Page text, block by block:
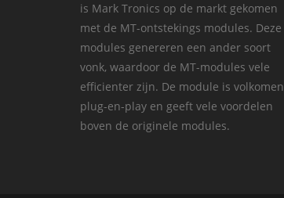
is Mark Tronics op de markt gekomen
met de MT-ontstekings modules. Deze
modules genereren een ander soort
vonk, waardoor de MT-modules vele
efficienter zijn. De module is volkomen
plug-en-play en geeft vele voordelen
boven de originele modules.